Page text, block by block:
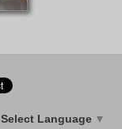
Select Language ▼